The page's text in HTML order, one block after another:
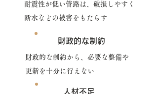
耐震性が低い管路は、破損しやすく
断水などの被害をもたらす
財政的な制約
財政的な制約から、必要な整備や
更新を十分に行えない
人材不足